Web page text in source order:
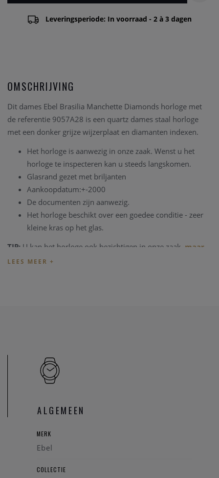
Leveringsperiode: In voorraad - 2 à 3 dagen
OMSCHRIJVING
Dit dames Ebel Brasilia Manchette Diamonds horloge met
de referentie 9057A28 is een quartz dames staal horloge
met een donker grijze wijzerplaat en diamanten indexen.
Het horloge is aanwezig in onze zaak. Wenst u het
horloge te inspecteren kan u steeds langskomen.
Glasrand gezet met briljanten
Aankoopdatum:+-2000
De documenten zijn aanwezig.
Het horloge beschikt over een goedee conditie - zeer
kleine kras op het glas.
TIP: U kan het horloge ook bezichtigen in onze zaak, maar
informeer eerst
ALGEMEEN
MERK
Ebel
COLLECTIE